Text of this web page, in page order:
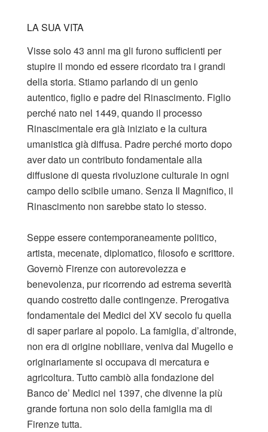
LA SUA VITA
Visse solo 43 anni ma gli furono sufficienti per
stupire il mondo ed essere ricordato tra i grandi
della storia. Stiamo parlando di un genio
autentico, figlio e padre del Rinascimento. Figlio
perché nato nel 1449, quando il processo
Rinascimentale era già iniziato e la cultura
umanistica già diffusa. Padre perché morto dopo
aver dato un contributo fondamentale alla
diffusione di questa rivoluzione culturale in ogni
campo dello scibile umano. Senza Il Magnifico, il
Rinascimento non sarebbe stato lo stesso.
Seppe essere contemporaneamente politico,
artista, mecenate, diplomatico, filosofo e scrittore.
Governò Firenze con autorevolezza e
benevolenza, pur ricorrendo ad estrema severità
quando costretto dalle contingenze. Prerogativa
fondamentale dei Medici del XV secolo fu quella
di saper parlare al popolo. La famiglia, d’altronde,
non era di origine nobiliare, veniva dal Mugello e
originariamente si occupava di mercatura e
agricoltura. Tutto cambiò alla fondazione del
Banco de’ Medici nel 1397, che divenne la più
grande fortuna non solo della famiglia ma di
Firenze tutta.